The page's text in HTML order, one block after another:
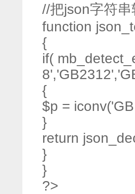
//把json字符串
function
{
if(
{
$p =
}
return
}
}
?>